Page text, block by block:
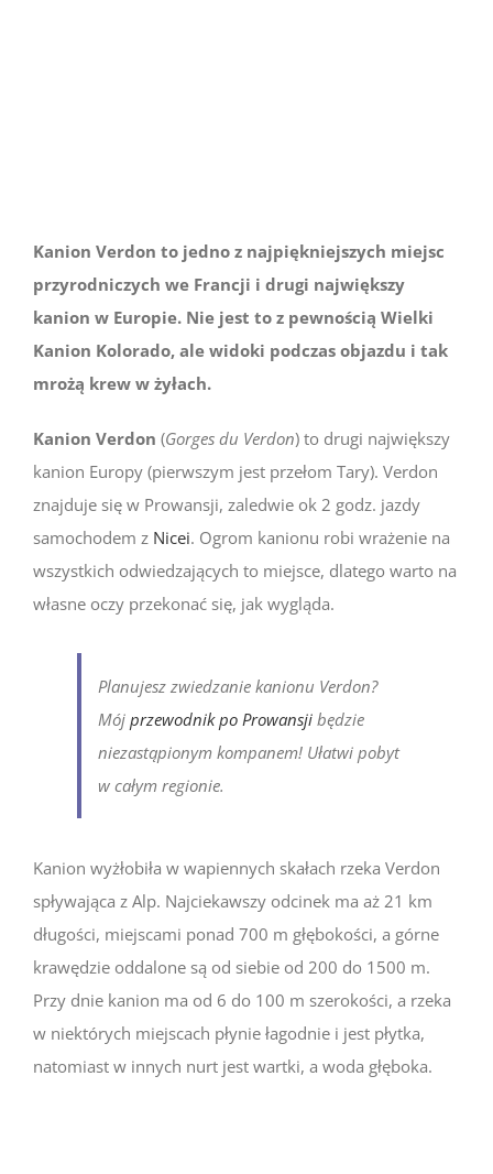
Kanion Verdon to jedno z najpiękniejszych miejsc
przyrodniczych we Francji i drugi największy
kanion w Europie. Nie jest to z pewnością Wielki
Kanion Kolorado, ale widoki podczas objazdu i tak
mrożą krew w żyłach.
Kanion Verdon (Gorges du Verdon) to drugi największy
kanion Europy (pierwszym jest przełom Tary). Verdon
znajduje się w Prowansji, zaledwie ok 2 godz. jazdy
samochodem z Nicei. Ogrom kanionu robi wrażenie na
wszystkich odwiedzających to miejsce, dlatego warto na
własne oczy przekonać się, jak wygląda.
Planujesz zwiedzanie kanionu Verdon?
Mój przewodnik po Prowansji będzie
niezastąpionym kompanem! Ułatwi pobyt
w całym regionie.
Kanion wyżłobiła w wapiennych skałach rzeka Verdon
spływająca z Alp. Najciekawszy odcinek ma aż 21 km
długości, miejscami ponad 700 m głębokości, a górne
krawędzie oddalone są od siebie od 200 do 1500 m.
Przy dnie kanion ma od 6 do 100 m szerokości, a rzeka
w niektórych miejscach płynie łagodnie i jest płytka,
natomiast w innych nurt jest wartki, a woda głęboka.